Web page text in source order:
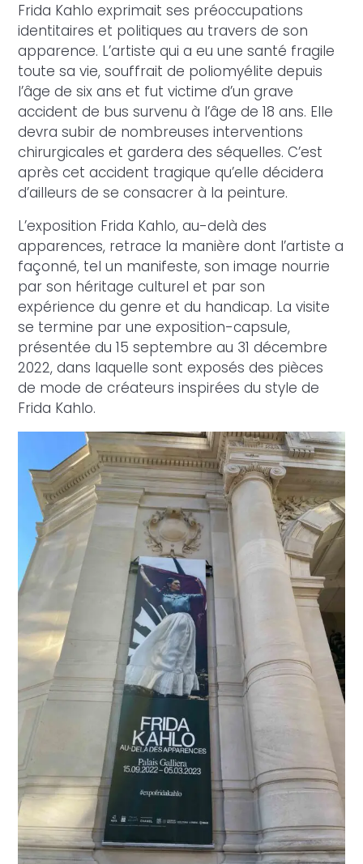
Frida Kahlo exprimait ses préoccupations
identitaires et politiques au travers de son
apparence. L’artiste qui a eu une santé fragile
toute sa vie, souffrait de poliomyélite depuis
l’âge de six ans et fut victime d’un grave
accident de bus survenu à l’âge de 18 ans. Elle
devra subir de nombreuses interventions
chirurgicales et gardera des séquelles. C’est
après cet accident tragique qu’elle décidera
d’ailleurs de se consacrer à la peinture.
L’exposition Frida Kahlo, au-delà des
apparences, retrace la manière dont l’artiste a
façonné, tel un manifeste, son image nourrie
par son héritage culturel et par son
expérience du genre et du handicap. La visite
se termine par une exposition-capsule,
présentée du 15 septembre au 31 décembre
2022, dans laquelle sont exposés des pièces
de mode de créateurs inspirées du style de
Frida Kahlo.